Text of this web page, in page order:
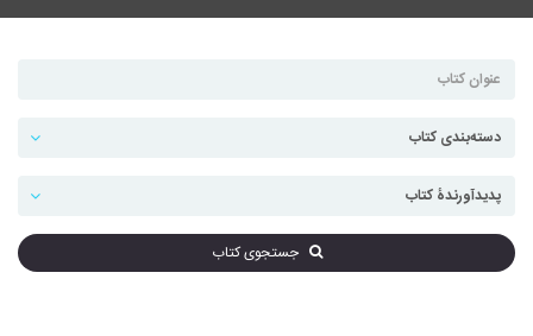
جستجوی کتاب